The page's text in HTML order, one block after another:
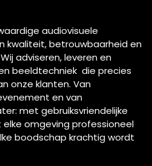
audiovisuele
kwaliteit, betrouwbaarheid en
adviseren, leveren en
beeldtechniek die precies
onze klanten. Van
en van
met gebruiksvriendelijke
omgeving professioneel
boodschap krachtig wordt